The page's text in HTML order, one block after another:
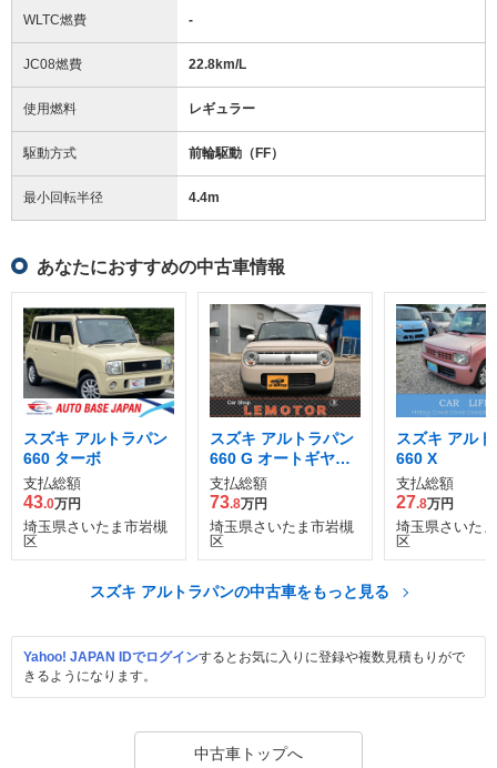
WLTC燃費 -
JC08燃費 22.8km/L
使用燃料 レギュラー
駆動方式 前輪駆動（FF）
最小回転半径 4.4m
あなたにおすすめの中古車情報
スズキ アルトラパン
660 ターボ
支払総額
43.0万円
埼玉県さいたま市岩槻
区
スズキ アルトラパン
660 G オートギヤシ
フト
支払総額
73.8万円
埼玉県さいたま市岩槻
区
スズキ アル
660 X
支払総額
27.8万円
埼玉県さいた
区
スズキ アルトラパンの中古車をもっと見る
Yahoo! JAPAN IDでログインするとお気に入りに登録や複数見積もりがで
きるようになります。
中古車トップへ